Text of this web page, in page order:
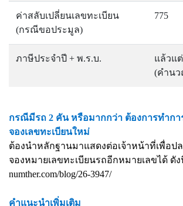
ค่าสลับเปลี่ยนเลขทะเบียน
(กรณีขอประมูล)
775
ภาษีประจำปี + พ.ร.บ.
แล้วแ
(คำน
กรณีมีรถ 2 คัน หรือมากกว่า ต้องการทำก
จองเลขทะเบียนใหม่
ต้องนำหลักฐานมาแสดงต่อเจ้าหน้าที่เพื่อป
จองหมายเลขทะเบียนรถอีกหมายเลขได้ ดั
numther.com/blog/26-3947/
คำแนะนำเพิ่มเติม